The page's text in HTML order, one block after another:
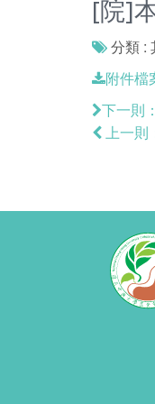
[院]
分類 :
附件檔
下一則：
上一則